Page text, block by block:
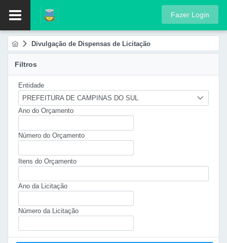
Fazer Login
Divulgação de Dispensas de Licitação
Filtros
Entidade
PREFEITURA DE CAMPINAS DO SUL
Ano do Orçamento
Número do Orçamento
Itens do Orçamento
Ano da Licitação
Número da Licitação